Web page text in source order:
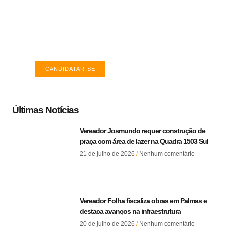
CANDIDATAR-SE
Últimas Notícias
Vereador Josmundo requer construção de
praça com área de lazer na Quadra 1503 Sul
21 de julho de 2026 Nenhum comentário
Vereador Folha fiscaliza obras em Palmas e
destaca avanços na infraestrutura
20 de julho de 2026 Nenhum comentário